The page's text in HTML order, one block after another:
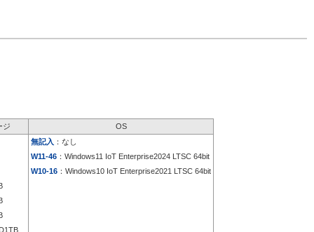
ジ OS
無記入 ：なし
W11-46 ：Windows11 IoT Enterprise2024 LTSC 64bit
W10-16 ：Windows10 IoT Enterprise2021 LTSC 64bit